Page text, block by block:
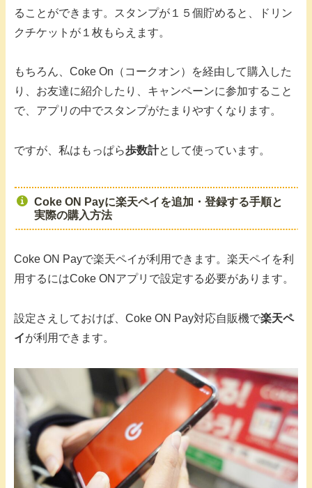
ることができます。スタンプが１５個貯めると、ドリン
クチケットが１枚もらえます。
もちろん、Coke On（コークオン）を経由して購入した
り、お友達に紹介したり、キャンペーンに参加すること
で、アプリの中でスタンプがたまりやすくなります。
ですが、私はもっぱら歩数計として使っています。
Coke ON Payに楽天ペイを追加・登録する手順と
実際の購入方法
Coke ON Payで楽天ペイが利用できます。楽天ペイを利
用するにはCoke ONアプリで設定する必要があります。
設定さえしておけば、Coke ON Pay対応自販機で楽天ペ
イが利用できます。